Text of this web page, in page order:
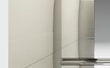
FREIGHT